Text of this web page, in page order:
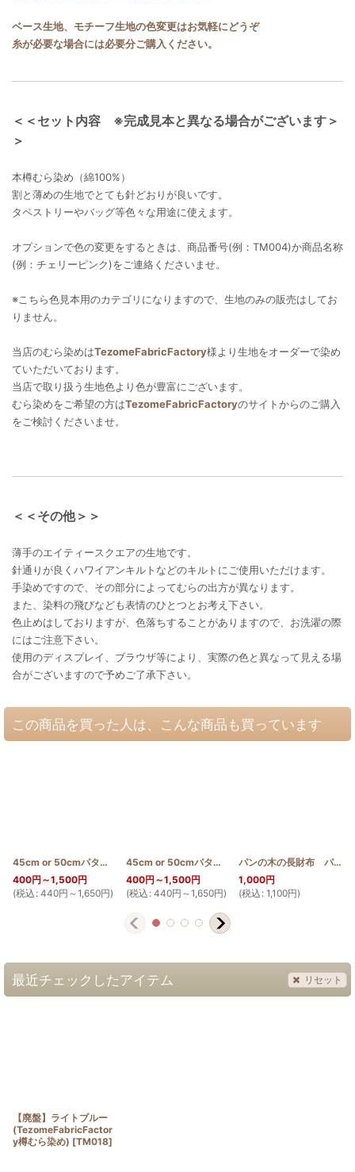
ベース生地、モチーフ生地の色変更はお気軽にどうぞ
糸が必要な場合には必要分ご購入ください。
＜＜セット内容 ※完成見本と異なる場合がございます＞
＞
本樽むら染め（綿100%）
割と薄めの生地でとても針どおりが良いです。
タペストリーやバッグ等色々な用途に使えます。
オプションで色の変更をするときは、商品番号(例：TM004)か商品名称
(例：チェリーピンク)をご連絡くださいませ。
※こちら色見本用のカテゴリになりますので、生地のみの販売はしてお
りません。
当店のむら染めはTezomeFabricFactory様より生地をオーダーで染め
ていただいております。
当店で取り扱う生地色より色が豊富にございます。
むら染めをご希望の方はTezomeFabricFactoryのサイトからのご購入
をご検討くださいませ。
＜＜その他＞＞
薄手のエイティースクエアの生地です。
針通りが良くハワイアンキルトなどのキルトにご使用いただけます。
手染めですので、その部分によってむらの出方が異なります。
また、染料の飛びなども表情のひとつとお考え下さい。
色止めはしておりますが、色落ちすることがありますので、お洗濯の際
にはご注意下さい。
使用のディスプレイ、ブラウザ等により、実際の色と異なって見える場
合がございますので予めご了承下さい。
この商品を買った人は、こんな商品も買っています
45cm or 50cmパターン(ロケラニ) [PATTERN_T50_LO]
400円 ～1,500円
(税込 : 440円 ～1,650円)
45cm or 50cmパターン(ウクレレ) [
400円 ～1,500円
(税込 : 440円 ～1,650円)
パンの木の長財布 パターン
1,000円
(税込 : 1,100円)
最近チェックしたアイテム リセット
【廃盤】ライトブルー
(TezomeFabricFactor
y樽むら染め) [TM018]